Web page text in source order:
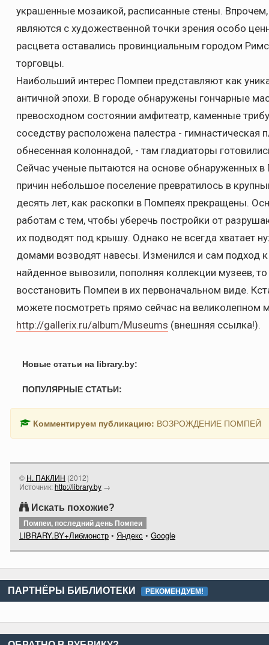
украшенные мозаикой, расписанные стены.
являются с художественной точки зрения особо
расцвета оставались провинциальным городом
торговцы.
Наибольший интерес Помпеи представляют как
античной эпохи. В городе обнаружены гончарные
превосходном состоянии амфитеатр, каменные
соседству расположена палестра -
обнесенная колоннадой, - там гладиаторы
Сейчас ученые пытаются на основе обнаруженных в
причин небольшое поселение превратилось в
десять лет, как раскопки в Помпеях прекращены.
работам с тем, чтобы уберечь постройки от
их подводят под крышу. Однако не всегда хватает
домами возводят навесы. Изменился и сам подход
найденное вывозили, пополняя коллекции музеев,
восстановить Помпеи в их первоначальном виде.
можете посмотреть прямо сейчас на великолепном
http://gallerix.ru/album/Museums (внешняя ссылка!).
Новые статьи на library.by:
ПОПУЛЯРНЫЕ СТАТЬИ:
Комментируем публикацию: ВОЗРОЖДЕНИЕ ПОМПЕЙ
© Н. ПАКЛИН (2012)
Источник:http://library.by →
Искать похожие?
Помпеи, последний день Помпеи
LIBRARY.BY+Либмонстр • Яндекс • Google
ПАРТНЁРЫ БИБЛИОТЕКИ РЕКОМЕНДУЕМ!